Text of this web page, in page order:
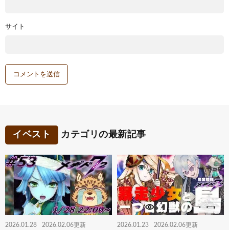
サイト
イベスト カテゴリの最新記事
2026.01.28 2026.02.06更新 2026.01.23 2026.02.06更新